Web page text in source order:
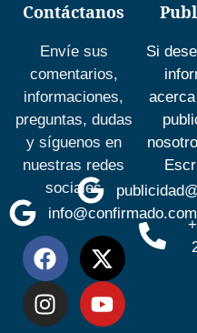
Contáctanos
Envíe sus
comentarios,
informaciones,
preguntas, dudas
y síguenos en
nuestras redes
sociales
Si